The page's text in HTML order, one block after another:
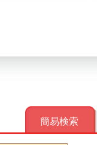
簡易検索